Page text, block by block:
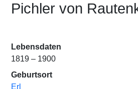
Pichler von
Lebensdaten
1819 – 1900
Geburtsort
Erl